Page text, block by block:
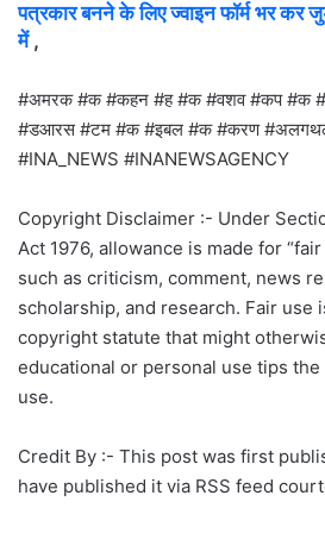
पत्रकार बनने के लिए ज्वाइन फॉर्म भर कर
में ,
#अमरक #क #कहन #ह #क #वशव #कप #क
#डआरस #टम #क #इबल #क #करण
#INA_NEWS #INANEWSAGENCY
Copyright Disclaimer :- Under
Act 1976, allowance is made for
such as criticism, comment, news
scholarship, and research. Fair use
copyright statute that might
educational or personal use tips
use.
Credit By :- This post was first
have published it via RSS feed